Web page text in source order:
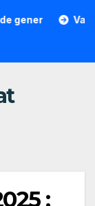
Vallon
: